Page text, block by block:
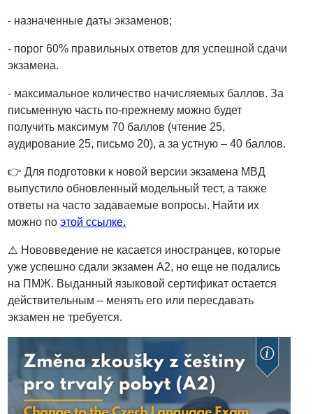
- назначенные даты экзаменов;
- порог 60% правильных ответов для успешной сдачи
экзамена.
- максимальное количество начисляемых баллов. За
письменную часть по-прежнему можно будет
получить максимум 70 баллов (чтение 25,
аудирование 25, письмо 20), а за устную – 40 баллов.
👉 Для подготовки к новой версии экзамена МВД
выпустило обновленный модельный тест, а также
ответы на часто задаваемые вопросы. Найти их
можно поэтой ссылке.
⚠️ Нововведение не касается иностранцев, которые
уже успешно сдали экзамен A2, но еще не подались
на ПМЖ. Выданный языковой сертификат остается
действительным – менять его или пересдавать
экзамен не требуется.